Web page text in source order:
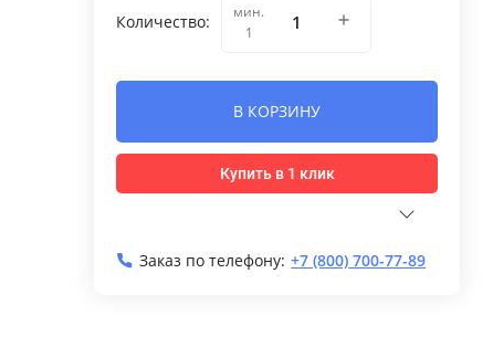
Количество:
мин.
1
В КОРЗИНУ
Купить в 1 клик
Заказ по телефону: +7 (800) 700-77-89